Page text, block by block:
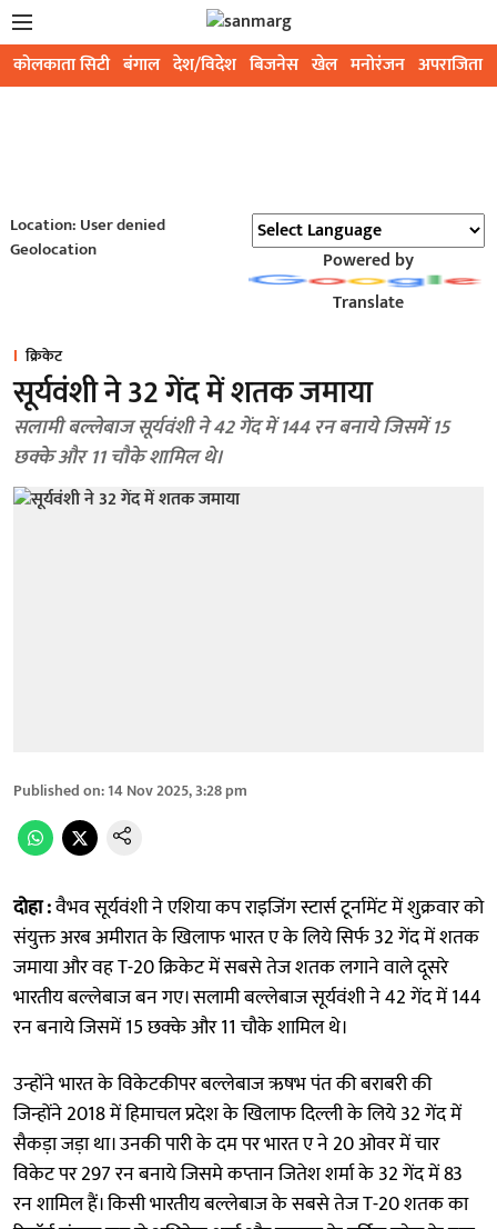
कोलकाता सिटी बंगाल देश/विदेश बिजनेस खेल मनोरंजन अपराजिता
Location: User denied
Geolocation
Powered by
Translate
क्रिकेट
सूर्यवंशी ने 32 गेंद में शतक जमाया
सलामी बल्लेबाज सूर्यवंशी ने 42 गेंद में 144 रन बनाये जिसमें 15
छक्के और 11 चौके शामिल थे।
Published on:14 Nov 2025, 3:28 pm
दोहा :वैभव सूर्यवंशी ने एशिया कप राइजिंग स्टार्स टूर्नामेंट में शुक्रवार को
संयुक्त अरब अमीरात के खिलाफ भारत ए के लिये सिर्फ 32 गेंद में शतक
जमाया और वह T-20 क्रिकेट में सबसे तेज शतक लगाने वाले दूसरे
भारतीय बल्लेबाज बन गए। सलामी बल्लेबाज सूर्यवंशी ने 42 गेंद में 144
रन बनाये जिसमें 15 छक्के और 11 चौके शामिल थे।
उन्होंने भारत के विकेटकीपर बल्लेबाज ऋषभ पंत की बराबरी की
जिन्होंने 2018 में हिमाचल प्रदेश के खिलाफ दिल्ली के लिये 32 गेंद में
सैकड़ा जड़ा था। उनकी पारी के दम पर भारत ए ने 20 ओवर में चार
विकेट पर 297 रन बनाये जिसमे कप्तान जितेश शर्मा के 32 गेंद में 83
रन शामिल हैं। किसी भारतीय बल्लेबाज के सबसे तेज T-20 शतक का